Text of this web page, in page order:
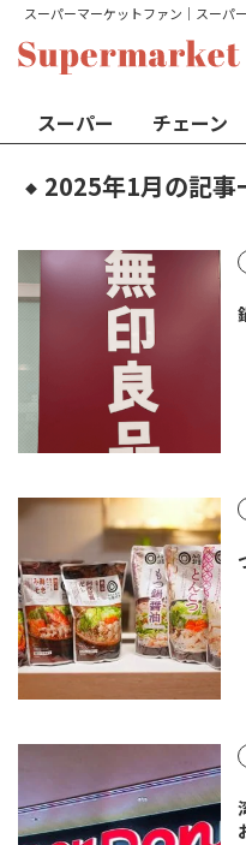
スーパーマーケットファン│スーパ
スーパー チェーン
◆ 2025年1月の記事